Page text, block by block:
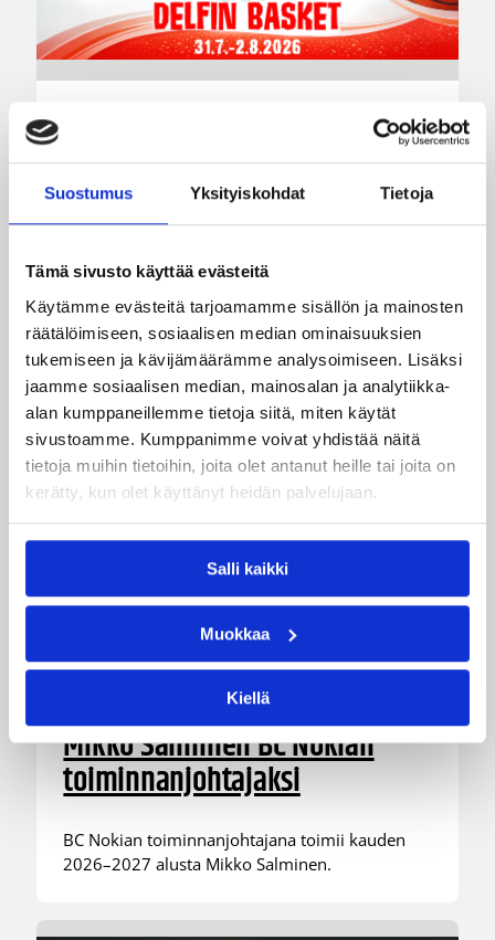
Suostumus Yksityiskohdat Tietoja
Tämä sivusto käyttää evästeitä
Käytämme evästeitä tarjoamamme sisällön ja mainosten
räätälöimiseen, sosiaalisen median ominaisuuksien
tukemiseen ja kävijämäärämme analysoimiseen. Lisäksi
jaamme sosiaalisen median, mainosalan ja analytiikka-
alan kumppaneillemme tietoja siitä, miten käytät
sivustoamme. Kumppanimme voivat yhdistää näitä
tietoja muihin tietoihin, joita olet antanut heille tai joita on
kerätty, kun olet käyttänyt heidän palvelujaan.
Salli kaikki
Muokkaa
Kiellä
Delfin Basket Tournament
31.7.-2.8. Tampereella
Koripallon kansainvälinen turnaus Delfin Basket
pelataan Tampereella tänä viikonloppuna.
Järjestyksessään 39. turnaus kerää yhteen 200
joukkuetta ja tuhansia koripallon ystäviä niin
Suomesta kuin ulkomailta.
01.08.2026 16:31
Mikko Salminen BC Nokian
toiminnanjohtajaksi
BC Nokian toiminnanjohtajana toimii kauden
2026–2027 alusta Mikko Salminen.